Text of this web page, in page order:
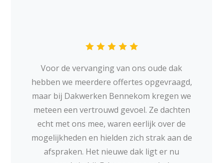
Voor de vervanging van ons oude dak
hebben we meerdere offertes opgevraagd,
maar bij Dakwerken Bennekom kregen we
meteen een vertrouwd gevoel. Ze dachten
echt met ons mee, waren eerlijk over de
mogelijkheden en hielden zich strak aan de
afspraken. Het nieuwe dak ligt er nu